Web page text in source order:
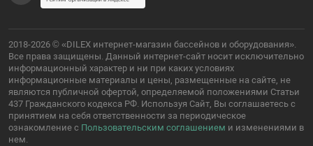
2018-2026 © «DILEX интернет-магазин бассейнов и оборудования».
Все права защищены. Данный интернет-сайт носит исключительно
информационный характер и ни при каких условиях
информационные материалы и цены, размещенные на сайте, не
являются публичной офертой, определяемой положениями Статьи
437 Гражданского кодекса РФ. Используя Сайт, Вы соглашаетесь с
принятием на себя ответственности за периодическое
ознакомление с Пользовательским соглашением и изменениями в
нем.